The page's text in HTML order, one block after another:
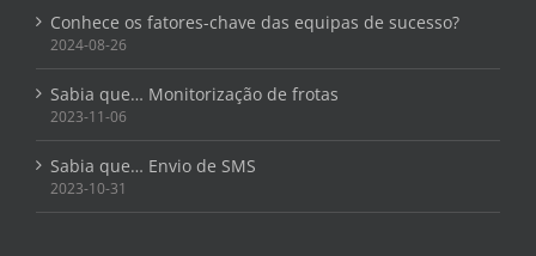
Conhece os fatores-chave das equipas de sucesso?
2024-08-26
Sabia que… Monitorização de frotas
2023-11-06
Sabia que… Envio de SMS
2023-10-31